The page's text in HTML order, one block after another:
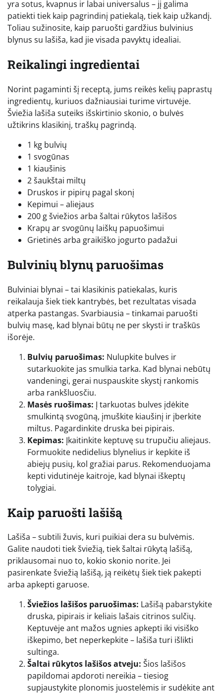
yra sotus, kvapnus ir labai universalus – jį galima
patiekti tiek kaip pagrindinį patiekalą, tiek kaip užkandį.
Toliau sužinosite, kaip paruošti gardžius bulvinius
blynus su lašiša, kad jie visada pavyktų idealiai.
Reikalingi ingredientai
Norint pagaminti šį receptą, jums reikės kelių paprastų
ingredientų, kuriuos dažniausiai turime virtuvėje.
Šviežia lašiša suteiks išskirtinio skonio, o bulvės
užtikrins klasikinį, traškų pagrindą.
1 kg bulvių
1 svogūnas
1 kiaušinis
2 šaukštai miltų
Druskos ir pipirų pagal skonį
Kepimui – aliejaus
200 g šviežios arba šaltai rūkytos lašišos
Krapų ar svogūnų laiškų papuošimui
Grietinės arba graikiško jogurto padažui
Bulvinių blynų paruošimas
Bulviniai blynai – tai klasikinis patiekalas, kuris
reikalauja šiek tiek kantrybės, bet rezultatas visada
atperka pastangas. Svarbiausia – tinkamai paruošti
bulvių masę, kad blynai būtų ne per skysti ir traškūs
išorėje.
Bulvių paruošimas: Nulupkite bulves ir
sutarkuokite jas smulkia tarka. Kad blynai nebūtų
vandeningi, gerai nuspauskite skystį rankomis
arba rankšluosčiu.
Masės ruošimas: Į tarkuotas bulves įdėkite
smulkintą svogūną, įmuškite kiaušinį ir įberkite
miltus. Pagardinkite druska bei pipirais.
Kepimas: Įkaitinkite keptuvę su trupučiu aliejaus.
Formuokite nedidelius blynelius ir kepkite iš
abiejų pusių, kol gražiai parus. Rekomenduojama
kepti vidutinėje kaitroje, kad blynai iškeptų
tolygiai.
Kaip paruošti lašišą
Lašiša – subtili žuvis, kuri puikiai dera su bulvėmis.
Galite naudoti tiek šviežią, tiek šaltai rūkytą lašišą,
priklausomai nuo to, kokio skonio norite. Jei
pasirenkate šviežią lašišą, ją reikėtų šiek tiek pakepti
arba apkepti garuose.
Šviežios lašišos paruošimas: Lašišą pabarstykite
druska, pipirais ir keliais lašais citrinos sulčių.
Keptuvėje ant mažos ugnies apkepti iki visiško
iškepimo, bet neperkepkite – lašiša turi išlikti
sultinga.
Šaltai rūkytos lašišos atveju: Šios lašišos
papildomai apdoroti nereikia – tiesiog
supjaustykite plonomis juostelėmis ir sudėkite ant